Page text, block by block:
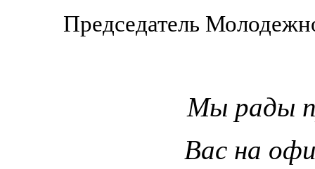
Председатель
Мы рады
Вас на